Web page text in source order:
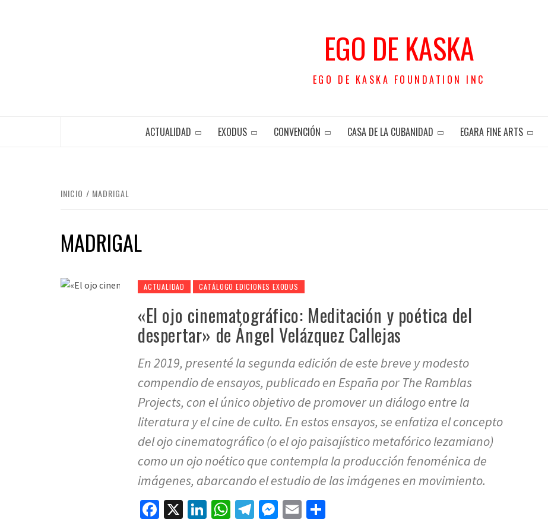
EGO DE KASKA
EGO DE KASKA FOUNDATION INC
ACTUALIDAD EXODUS CONVENCIÓN CASA DE LA CUBANIDAD EGARA FINE ARTS
INICIO MADRIGAL
MADRIGAL
ACTUALIDAD CATÁLOGO EDICIONES EXODUS
«El ojo cinematográfico: Meditación y poética del
despertar» de Ángel Velázquez Callejas
En 2019, presenté la segunda edición de este breve y modesto
compendio de ensayos, publicado en España por The Ramblas
Projects, con el único objetivo de promover un diálogo entre la
literatura y el cine de culto. En estos ensayos, se enfatiza el concepto
del ojo cinematográfico (o el ojo paisajístico metafórico lezamiano)
como un ojo noético que contempla la producción fenoménica de
imágenes, abarcando el estudio de las imágenes en movimiento.
Facebook
X LinkedIn
WhatsApp
Telegram
Messenger
Email